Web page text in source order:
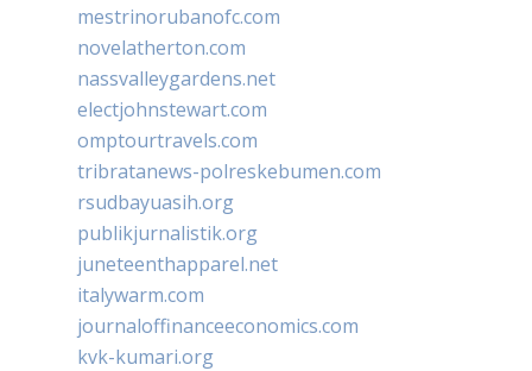
mestrinorubanofc.com
novelatherton.com
nassvalleygardens.net
electjohnstewart.com
omptourtravels.com
tribratanews-polreskebumen.com
rsudbayuasih.org
publikjurnalistik.org
juneteenthapparel.net
italywarm.com
journaloffinanceeconomics.com
kvk-kumari.org